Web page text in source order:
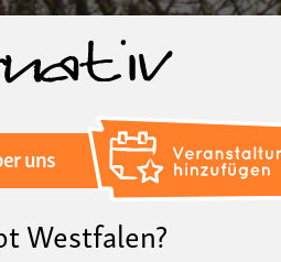
Inhalt
uns
Westfalen?